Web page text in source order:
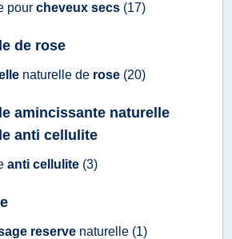
pour cheveux secs (17)
de rose
naturelle de rose (20)
amincissante naturelle
anti cellulite
anti cellulite (3)
reserve naturelle (1)